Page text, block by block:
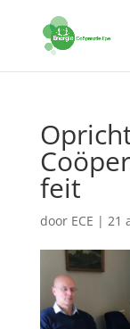
feit
door ECE | 21